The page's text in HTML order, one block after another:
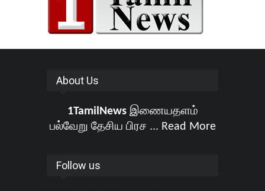
About Us
1TamilNewsஇணையதளம்
பல்வேறு தேசிய பிரச ... Read More
Follow us